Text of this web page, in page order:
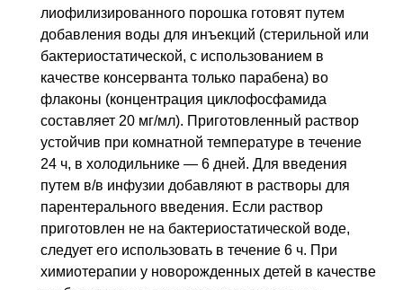
лиофилизированного порошка готовят путем
добавления воды для инъекций (стерильной или
бактериостатической, с использованием в
качестве консерванта только парабена) во
флаконы (концентрация циклофосфамида
составляет 20 мг/мл). Приготовленный раствор
устойчив при комнатной температуре в течение
24 ч, в холодильнике — 6 дней. Для введения
путем в/в инфузии добавляют в растворы для
парентерального введения. Если раствор
приготовлен не на бактериостатической воде,
следует его использовать в течение 6 ч. При
химиотерапии у новорожденных детей в качестве